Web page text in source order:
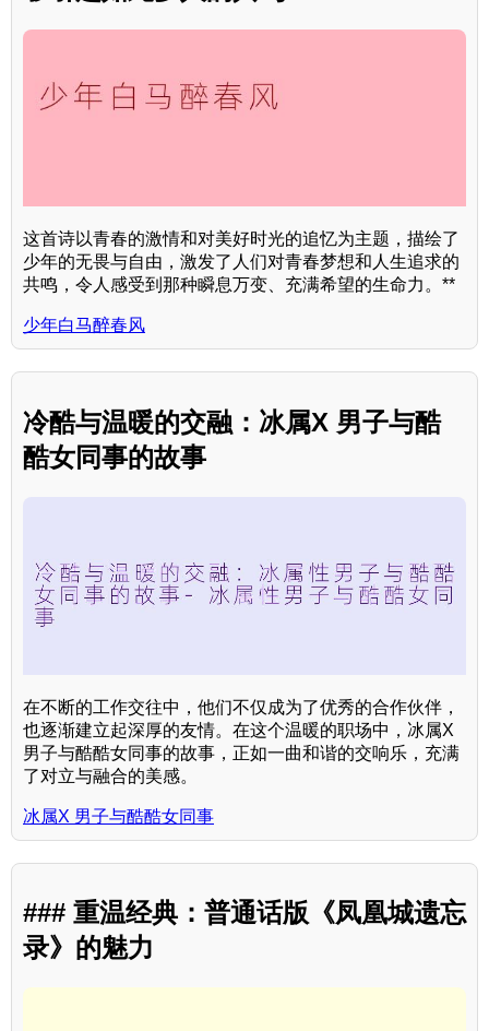
这首诗以青春的激情和对美好时光的追忆为主题，描绘了
少年的无畏与自由，激发了人们对青春梦想和人生追求的
共鸣，令人感受到那种瞬息万变、充满希望的生命力。**
少年白马醉春风
冷酷与温暖的交融：冰属X 男子与酷
酷女同事的故事
在不断的工作交往中，他们不仅成为了优秀的合作伙伴，
也逐渐建立起深厚的友情。在这个温暖的职场中，冰属X
男子与酷酷女同事的故事，正如一曲和谐的交响乐，充满
了对立与融合的美感。
冰属X 男子与酷酷女同事
### 重温经典：普通话版《凤凰城遗忘
录》的魅力